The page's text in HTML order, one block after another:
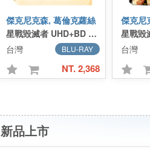
傑克尼克森, 葛倫克蘿絲
星戰毀滅者 UHD+BD 雙碟行家典藏鐵盒版 BLURAY系統／Mars Attacks! UHD+BD 2 Disc UCE Steelbook
BLU-RAY
台灣
NT. 2,368
傑克尼
台灣
新品上市